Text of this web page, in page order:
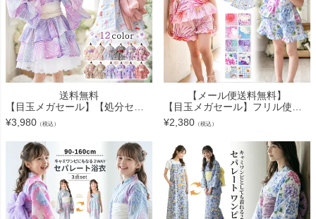
送料無料
【目玉メガセール】【処分セール】ファスナーで楽々！着崩れしないワンピース浴衣ドレス キッズ 女の子 和装 浴衣 一体型 ワンピース スカート 兵児帯 セット 花火柄 花柄 猫柄 紫陽花柄 キャサリンコテ
¥3,980 （税込）
【メール便送料無料】
【目玉メガセール】フリル使いがかわいい！ キッズ女の子甚平 ベビー キャサリンコテージオリジナル柄 花柄 猫柄 子供甚平 カジュアル キャサリンコテージ YUP12《メール便優先商品》
¥2,380 （税込）